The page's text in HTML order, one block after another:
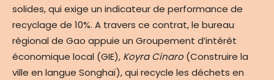
solides, qui exige un indicateur de performance de
recyclage de 10%. A travers ce contrat, le bureau
régional de Gao appuie un Groupement d’intérêt
économique local (GIE), Koyra Cinaro(Construire la
ville en langue Songhaï), qui recycle les déchets en